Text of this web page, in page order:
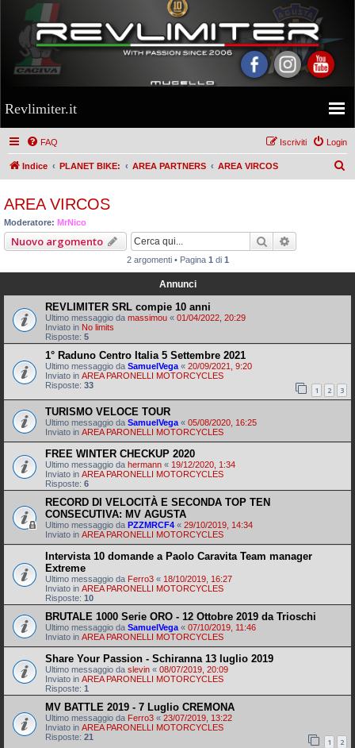
Revlimiter.it
FAQ Login
Iscriviti
Indice PLANET BIKE: AREA PARTNERS AREA VIRCOS
AREA VIRCOS
Moderatore: MrNico
Nuovo argomento Cerca
2 argomenti • Pagina 1di 1
Annunci
REVLIMITER SRL compie 10 anni
Ultimo messaggio da massimou « 01/04/2022, 20:29
Inviato in No limits
Risposte: 5
1° Raduno Centro Italia 5 Settembre 2021
Ultimo messaggio da SamuelVega« 20/09/2021, 9:20
Inviato in AREA PARONELLI MOTORCYCLES
Risposte: 33 1 2 3
TURISMO VELOCE TOUR
Ultimo messaggio da SamuelVega « 05/08/2020, 16:25
Inviato in AREA PARONELLI MOTORCYCLES
FREE WINTER CHECKUP 2020
Ultimo messaggio da hermann « 19/12/2020, 1:34
Inviato in AREA PARONELLI MOTORCYCLES
Risposte: 6
RECORD DI VELOCITÀ E SECONDA TOP TEN
CONSECUTIVA: MV AGUSTA
Ultimo messaggio da PZZMRCF4 « 29/10/2019, 14:34
Inviato in AREA PARONELLI MOTORCYCLES
Intervista 10 domande a Paolo Caravita Team manager
Extreme
Ultimo messaggio da Ferro3 « 18/10/2019, 16:27
Inviato in AREA PARONELLI MOTORCYCLES
Risposte: 10
BRUTALE 1000 Serie ORO - 12 Ottobre 2019 da Trioschi
Ultimo messaggio da SamuelVega « 07/10/2019, 11:46
Inviato in AREA PARONELLI MOTORCYCLES
Share Your Passion - Schiranna 13 luglio 2019
Ultimo messaggio da slevin « 08/07/2019, 20:09
Inviato in AREA PARONELLI MOTORCYCLES
Risposte: 1
MV BATTLE 2019 - 7 Luglio CREMONA
Ultimo messaggio da Ferro3 « 23/07/2019, 13:22
Inviato in AREA PARONELLI MOTORCYCLES
Risposte: 21 1 2